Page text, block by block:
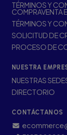
TÉRMINOS Y
COMPRAVENTA
TÉRMINOS Y
SOLICITUD DE
PROCESO DE
NUESTRA
NUESTRAS
DIRECTORIO
CONTÁCTANOS